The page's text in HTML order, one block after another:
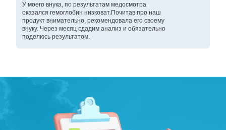
У моего внука, по результатам медосмотра
оказался гемоглобин низковат.Почитав про наш
продукт внимательно, рекомендовала его своему
внуку. Через месяц сдадим анализ и обязательно
поделюсь результатом.